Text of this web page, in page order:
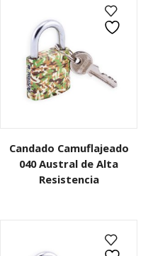
Candado Camuflajeado
040 Austral de Alta
Resistencia